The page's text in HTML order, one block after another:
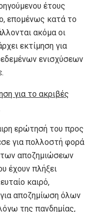
έτους
επομένως κατά το
ακόμα οι
εκτίμηση για
ενισχύσεων
για το ακριβές
ερώτησή του προς
για πολλοστή φορά
των αποζημιώσεων
έχουν πλήξει
καιρό,
αποζημίωση όλων
της πανδημίας,